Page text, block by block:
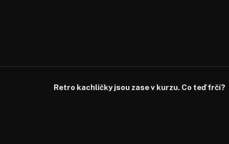
Retro kachličky jsou zase v kurzu. Co teď frčí?